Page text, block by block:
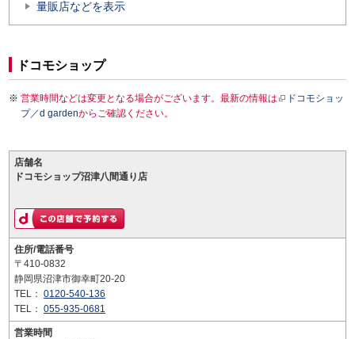
量販店などを表示
ドコモショップ
営業時間などは変更となる場合がございます。最新の情報は
ドコモショッ
プ／d gardenからご確認ください。
店舗名
ドコモショップ沼津八間通り店
住所/電話番号
〒410-0832
静岡県沼津市御幸町20-20
TEL： 0120-540-136
TEL： 055-935-0681
営業時間